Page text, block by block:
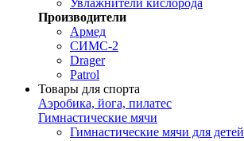
Увлажнители кислорода
Производители
Армед
СИМС-2
Drager
Patrol
Товары для спорта
Аэробика, йога, пилатес
Гимнастические мячи
Гимнастические мячи для детей